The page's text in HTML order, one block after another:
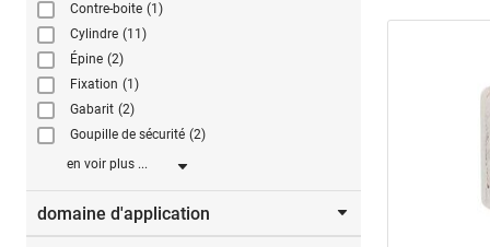
Contre-boite (1)
Cylindre (11)
Épine (2)
Fixation (1)
Gabarit (2)
Goupille de sécurité (2)
en voir plus ...
domaine d'application